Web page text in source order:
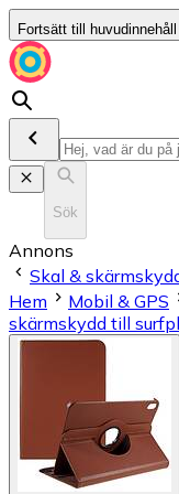
Fortsätt till huvudinnehåll
Sök
Annons
Skal &
Hem
Mobil & GPS
skärmskydd till